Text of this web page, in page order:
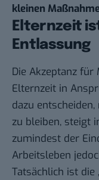
kleinen
Elternzeit
Entlassung
Die Akzeptanz für
Elternzeit in
dazu
zu bleiben, steigt
zumindest der
Arbeitsleben
Tatsächlich ist die